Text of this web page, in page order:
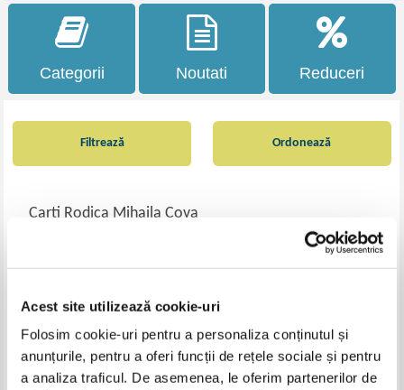
Acest site utilizează cookie-uri
Folosim cookie-uri pentru a personaliza conținutul și
anunțurile, pentru a oferi funcții de rețele sociale și pentru
a analiza traficul. De asemenea, le oferim partenerilor de
Categorii Noutati Reduceri
Filtrează
Carti Rodica Mihaila Cova
Ordonează
-60%